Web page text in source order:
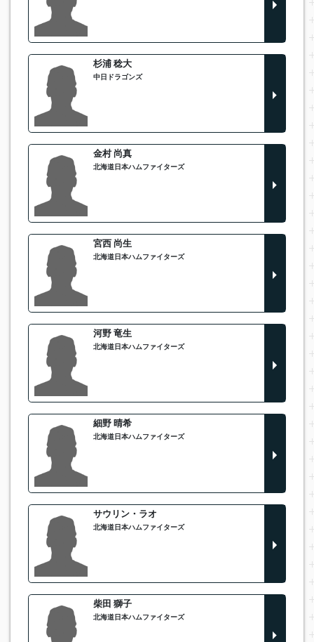
杉浦 稔大
中日ドラゴンズ
金村 尚真
北海道日本ハムファイターズ
宮西 尚生
北海道日本ハムファイターズ
河野 竜生
北海道日本ハムファイターズ
細野 晴希
北海道日本ハムファイターズ
サウリン・ラオ
北海道日本ハムファイターズ
柴田 獅子
北海道日本ハムファイターズ